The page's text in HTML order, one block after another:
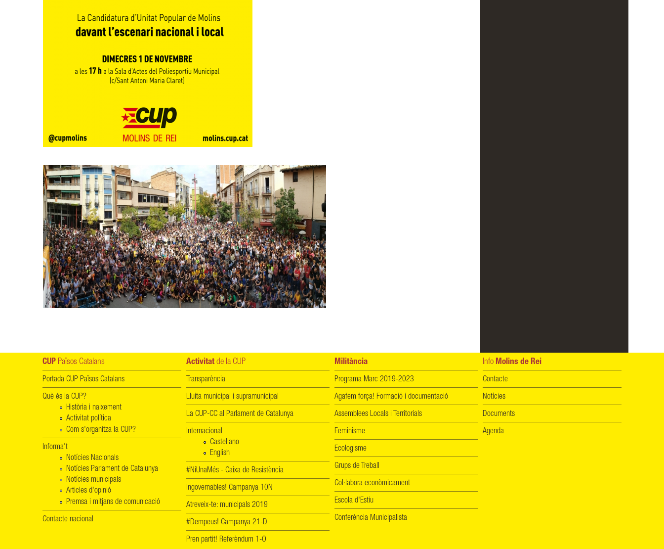
CUP Països Catalans
Portada CUP Països Catalans
Què és la CUP?
Història i naixement
Activitat política
Com s'organitza la CUP?
Informa't
Notícies Nacionals
Notícies Parlament de Catalunya
Notícies municipals
Articles d'opinió
Premsa i mitjans de comunicació
Contacte nacional
Activitat de la CUP
Transparència
Lluita municipal i supramunicipal
La CUP-CC al Parlament de Catalunya
Internacional
Castellano
English
#NiUnaMés - Caixa de Resistència
Ingovernables! Campanya 10N
Atreveix-te: municipals 2019
#Dempeus! Campanya 21-D
Pren partit! Referèndum 1-O
Militància
Programa Marc 2019-2023
Agafem força! Formació i documentació
Assemblees Locals i Territorials
Feminisme
Ecologisme
Grups de Treball
Col·labora econòmicament
Escola d'Estiu
Conferència Municipalista
Info Molins de Rei
Contacte
Notícies
Documents
Agenda